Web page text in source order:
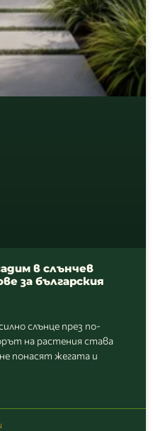
в слънчев
за българския
слънце през по-
на растения става
понасят жегата и